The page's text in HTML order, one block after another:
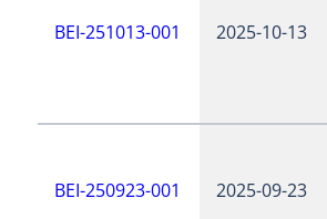
BEI-251013-001 2025-10-13
BEI-250923-001 2025-09-23